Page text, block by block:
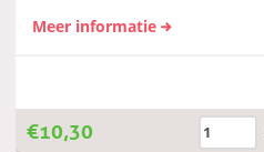
Meer informatie
€10,30